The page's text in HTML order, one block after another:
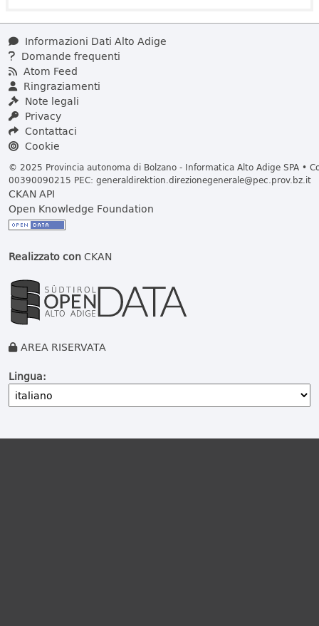
Informazioni Dati Alto Adige
Domande frequenti
Atom Feed
Ringraziamenti
Note legali
Privacy
Contattaci
Cookie
© 2025 Provincia autonoma di Bolzano - Informatica Alto Adige SPA •
00390090215 PEC: generaldirektion.direzionegenerale@pec.prov.bz.it
CKAN API
Open Knowledge Foundation
Realizzato conCKAN
AREA RISERVATA
Lingua